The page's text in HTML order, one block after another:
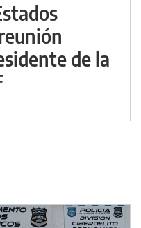
de la